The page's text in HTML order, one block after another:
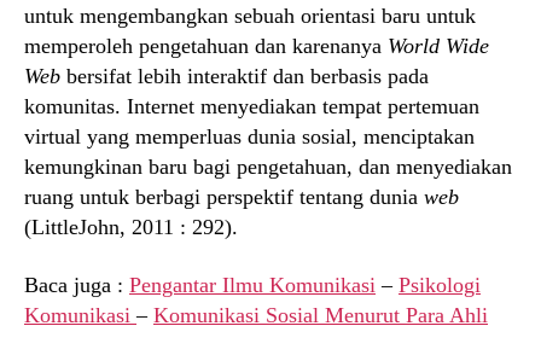
untuk mengembangkan sebuah orientasi baru untuk
memperoleh pengetahuan dan karenanya World Wide
Web bersifat lebih interaktif dan berbasis pada
komunitas. Internet menyediakan tempat pertemuan
virtual yang memperluas dunia sosial, menciptakan
kemungkinan baru bagi pengetahuan, dan menyediakan
ruang untuk berbagi perspektif tentang dunia web
(LittleJohn, 2011 : 292).
Baca juga : Pengantar Ilmu Komunikasi – Psikologi
Komunikasi– Komunikasi Sosial Menurut Para Ahli